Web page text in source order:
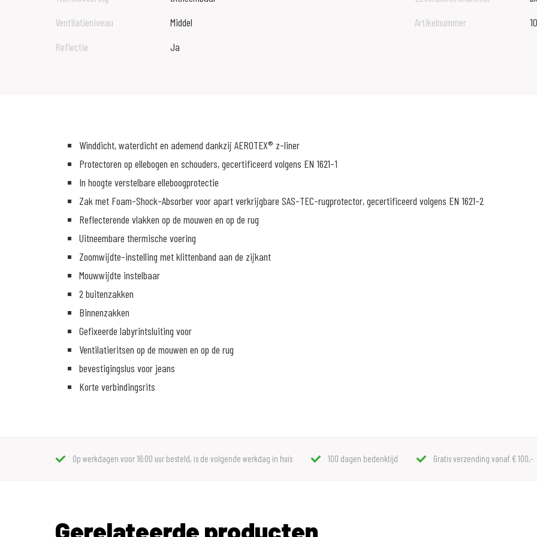
Ventilatieniveau
Middel
Reflectie
Ja
Artikelnummer
Winddicht, waterdicht en ademend dankzij AEROTEX® z-liner
Protectoren op ellebogen en schouders, gecertificeerd volgens EN 1621-1
In hoogte verstelbare elleboogprotectie
Zak met Foam-Shock-Absorber voor apart verkrijgbare SAS-TEC-rugprotector, gecertificeerd volgens EN 1621-2
Reflecterende vlakken op de mouwen en op de rug
Uitneembare thermische voering
Zoomwijdte-instelling met klittenband aan de zijkant
Mouwwijdte instelbaar
2 buitenzakken
Binnenzakken
Gefixeerde labyrintsluiting voor
Ventilatieritsen op de mouwen en op de rug
bevestigingslus voor jeans
Korte verbindingsrits
Op werkdagen voor 16:00 uur besteld, is de volgende werkdag in huis 100 dagen bedenktijd Gratis verzending vanaf € 100,-
Gerelateerde producten